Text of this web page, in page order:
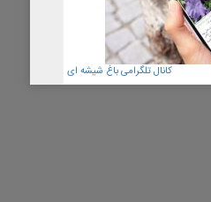
کانال تلگرامی باغ شیشه ای